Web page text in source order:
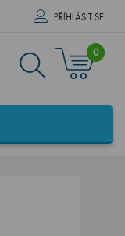
PŘÍHLÁSIT SE
0